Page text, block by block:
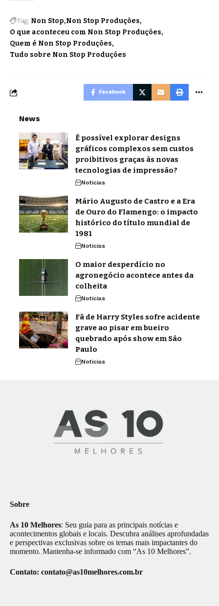
Tag: Non Stop Non Stop Produções
O que aconteceu com Non Stop Produções
Quem é Non Stop Produções
Tudo sobre Non Stop Produções
Facebook
News
É possível explorar designs
gráficos complexos sem custos
proibitivos graças às novas
tecnologias de impressão?
Noticias
Mário Augusto de Castro e a Era
de Ouro do Flamengo: o impacto
histórico do título mundial de
1981
Noticias
O maior desperdício no
agronegócio acontece antes da
colheita
Noticias
Fã de Harry Styles sofre acidente
grave ao pisar em bueiro
quebrado após show em São
Paulo
Noticias
Sobre
As 10 Melhores: Seu guia para as principais notícias e
acontecimentos globais e locais. Descubra análises aprofundadas
e perspectivas exclusivas sobre os temas mais impactantes do
momento. Mantenha-se informado com “As 10 Melhores”.
Contato: contato@as10melhores.com.br